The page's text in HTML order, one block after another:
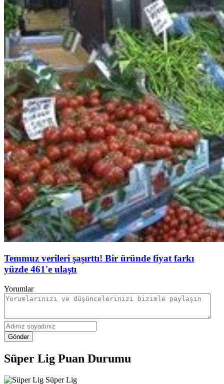
Temmuz verileri şaşırttı! Bir üründe fiyat farkı
yüzde 461'e ulaştı
Yorumlar
Gönder
Süper Lig Puan Durumu
Süper Lig